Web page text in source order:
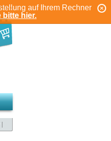
auf Ihrem Rechner
bitte hier.